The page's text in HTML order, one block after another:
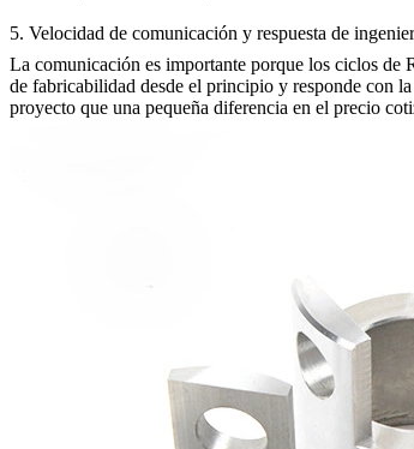
5. Velocidad de comunicación y respuesta de
La comunicación es importante porque los ciclos de
de fabricabilidad desde el principio y responde con
proyecto que una pequeña diferencia en el precio